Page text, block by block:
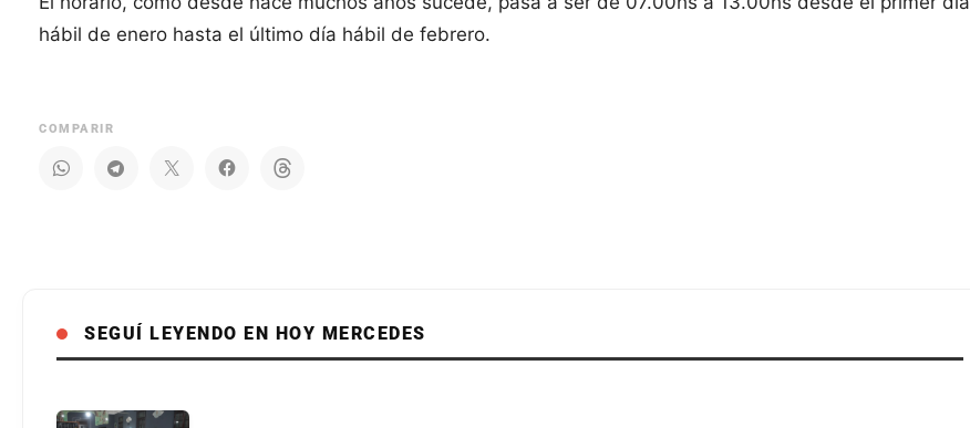
hábil de enero hasta el último día hábil de febrero.
COMPARIR
SEGUÍ LEYENDO EN HOY MERCEDES